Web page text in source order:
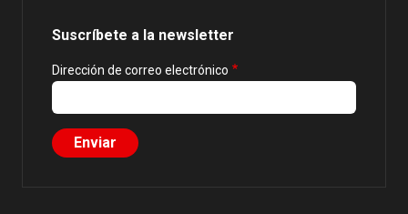
Suscríbete a la newsletter
Dirección de correo electrónico